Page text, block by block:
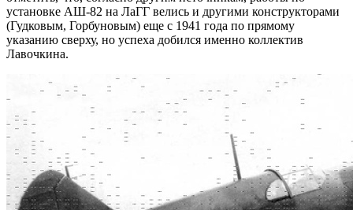
установке АШ-82 на ЛаГГ велись и другими конструкторами
(Гудковым, Горбуновым) еще с 1941 года по прямому
указанию сверху, но успеха добился именно коллектив
Лавочкина.